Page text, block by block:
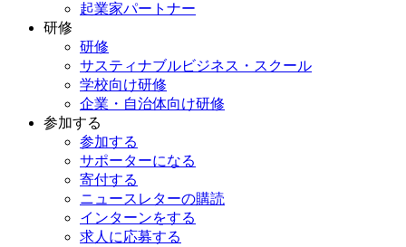
起業家パートナー
研修
研修
サスティナブルビジネス・スクール
学校向け研修
企業・自治体向け研修
参加する
参加する
サポーターになる
寄付する
ニュースレターの購読
インターンをする
求人に応募する